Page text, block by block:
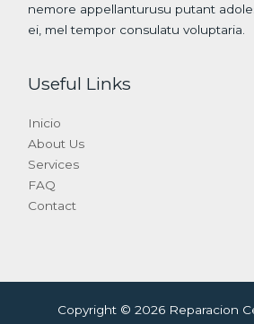
nemore appellanturusu putant
ei, mel tempor consulatu voluptaria.
Useful Links
Inicio
About Us
Services
FAQ
Contact
Copyright © 2026 Reparacion